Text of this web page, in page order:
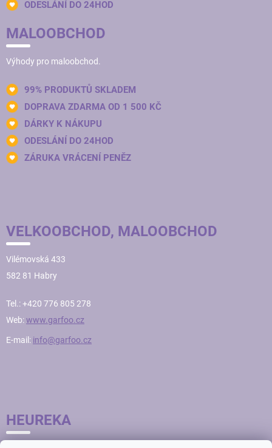
ODESLÁNÍ DO 24HOD
MALOOBCHOD
Výhody pro maloobchod.
99% PRODUKTŮ SKLADEM
DOPRAVA ZDARMA OD 1 500 KČ
DÁRKY K NÁKUPU
ODESLÁNÍ DO 24HOD
ZÁRUKA VRÁCENÍ PENĚZ
VELKOOBCHOD, MALOOBCHOD
Vilémovská 433
582 81 Habry
Tel.: +420 776 805 278
Web:www.garfoo.cz
E-mail: info@garfoo.cz
HEUREKA